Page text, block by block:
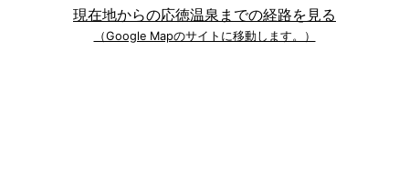
現在地からの応徳温泉までの経路を見る
（Google Mapのサイトに移動します。）